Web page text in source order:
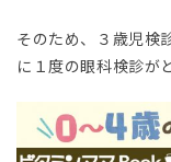
そのため、３歳児検
に１度の眼科検診が